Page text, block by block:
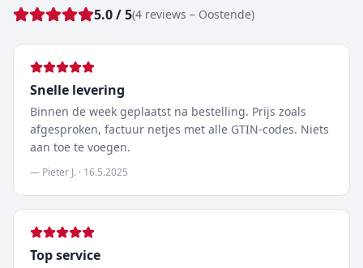
5.0/ 5(4 reviews – Oostende)
Snelle levering
Binnen de week geplaatst na bestelling. Prijs zoals
afgesproken, factuur netjes met alle GTIN-codes. Niets
aan toe te voegen.
— Pieter J. · 16.5.2025
Top service